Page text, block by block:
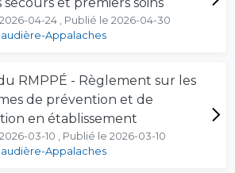
04-24 , Publié le 2026-04-30
Appalaches
RMPPÉ - Règlement sur les
de prévention et de
en établissement
03-10 , Publié le 2026-03-10
Appalaches